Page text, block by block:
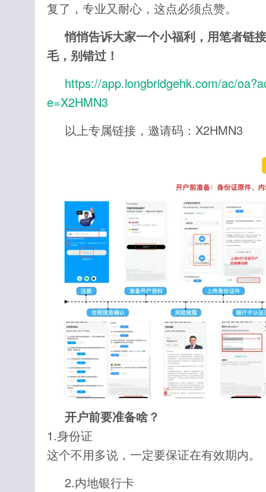
复了，专业又耐心，这点必须点赞。
悄悄告诉大家一个小福利，用笔者链
毛，别错过！
https://app.longbridgehk.com/ac/
e=X2HMN3
以上专属链接，邀请码：X2HMN3
开户前要准备啥？
1.身份证
这个不用多说，一定要保证在有效期内。
2.内地银行卡